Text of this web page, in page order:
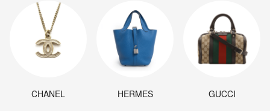
CHANEL HERMES GUCCI